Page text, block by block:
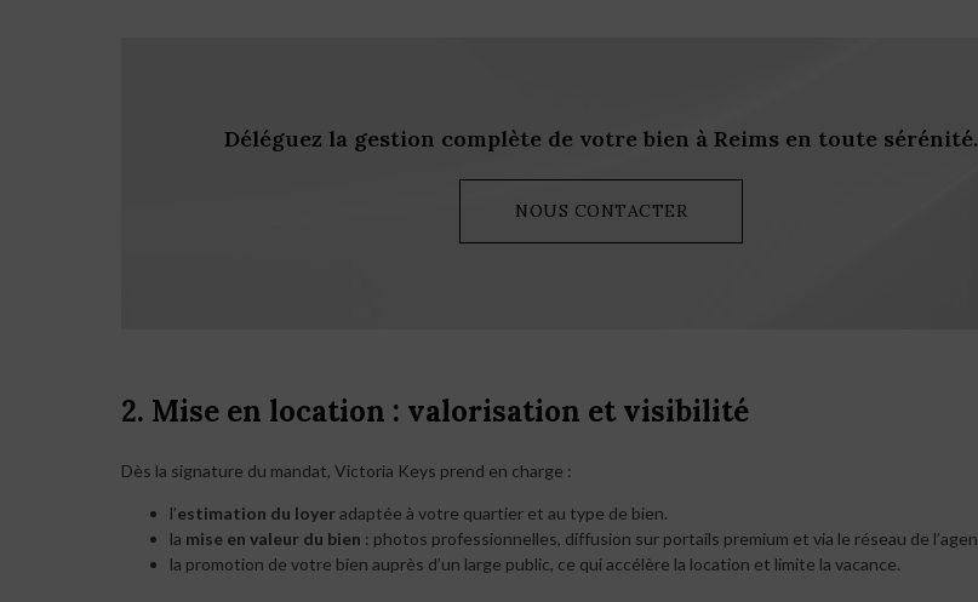
Déléguez la gestion complète de votre bien à Reims en toute sérénité.
NOUS CONTACTER
2. Mise en location : valorisation et visibilité
Dès la signature du mandat, Victoria Keys prend en charge :
l’estimation du loyeradaptée à votre quartier et au type de bien.
la mise en valeur du bien : photos professionnelles, diffusion sur portails premium et via le réseau de
la promotion de votre bien auprès d’un large public, ce qui accélère la location et limite la vacance.